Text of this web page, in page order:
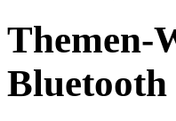
Themen-